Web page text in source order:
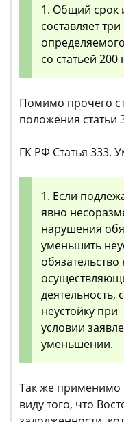
1. Общий срок
составляет
со статьей
Помимо прочего
положения статьи
ГК РФ Статья 333.
1. Если
явно
нарушения
уменьшить
деятельность,
неустойку при
условии
уменьшении.
Так же применимо
виду того, что